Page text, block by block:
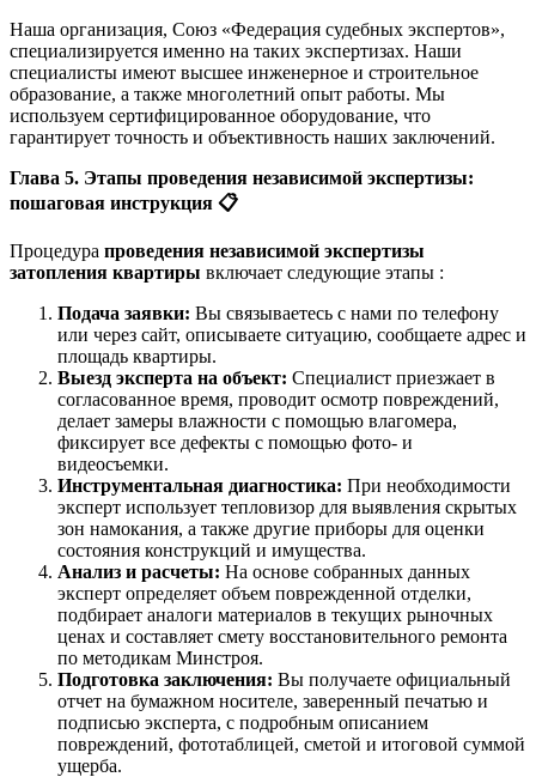
Наша организация, Союз «Федерация судебных экспертов»,
специализируется именно на таких экспертизах. Наши
специалисты имеют высшее инженерное и строительное
образование, а также многолетний опыт работы. Мы
используем сертифицированное оборудование, что
гарантирует точность и объективность наших заключений.
Глава 5. Этапы проведения независимой экспертизы:
пошаговая инструкция 📋
Процедура проведения независимой экспертизы
затопления квартиры включает следующие этапы :
Подача заявки: Вы связываетесь с нами по телефону
или через сайт, описываете ситуацию, сообщаете адрес и
площадь квартиры.
Выезд эксперта на объект: Специалист приезжает в
согласованное время, проводит осмотр повреждений,
делает замеры влажности с помощью влагомера,
фиксирует все дефекты с помощью фото- и
видеосъемки.
Инструментальная диагностика: При необходимости
эксперт использует тепловизор для выявления скрытых
зон намокания, а также другие приборы для оценки
состояния конструкций и имущества.
Анализ и расчеты: На основе собранных данных
эксперт определяет объем поврежденной отделки,
подбирает аналоги материалов в текущих рыночных
ценах и составляет смету восстановительного ремонта
по методикам Минстроя.
Подготовка заключения: Вы получаете официальный
отчет на бумажном носителе, заверенный печатью и
подписью эксперта, с подробным описанием
повреждений, фототаблицей, сметой и итоговой суммой
ущерба.